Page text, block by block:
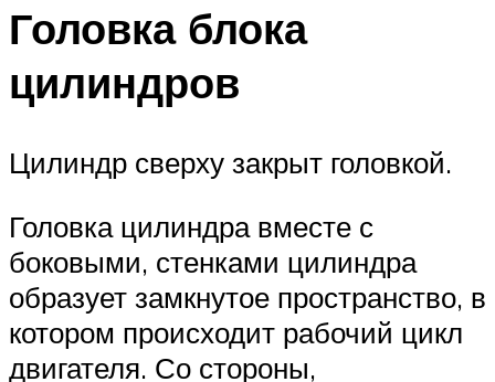
Головка блока
цилиндров
Цилиндр сверху закрыт головкой.
Головка цилиндра вместе с
боковыми, стенками цилиндра
образует замкнутое пространство, в
котором происходит рабочий цикл
двигателя. Со стороны,